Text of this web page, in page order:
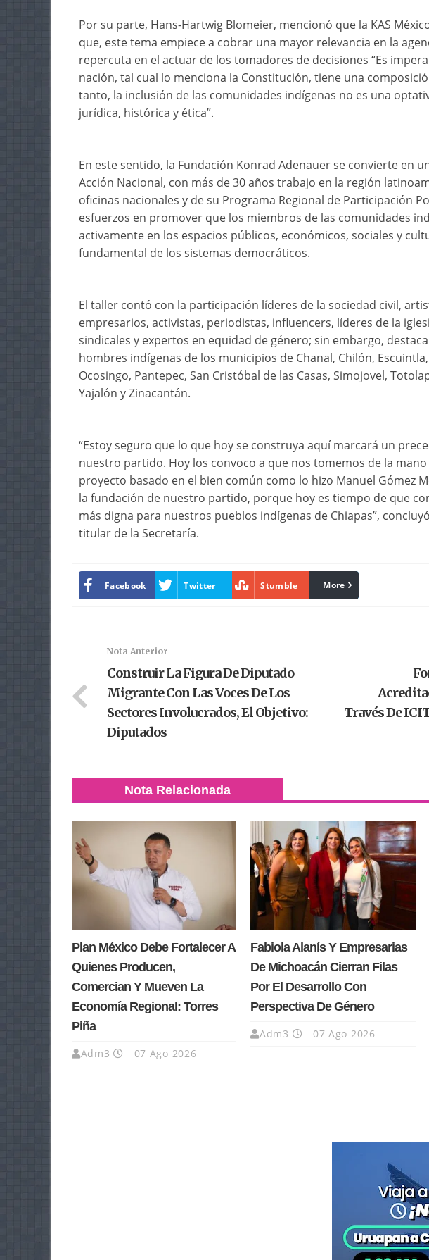
Por su parte, Hans-Hartwig Blomeier, mencionó que la KAS
que, este tema empiece a cobrar una mayor relevancia en la
repercuta en el actuar de los tomadores de decisiones “Es
nación, tal cual lo menciona la Constitución, tiene una
tanto, la inclusión de las comunidades indígenas no es una
jurídica, histórica y ética”.
En este sentido, la Fundación Konrad Adenauer se convierte en
Acción Nacional, con más de 30 años trabajo en la región
oficinas nacionales y de su Programa Regional de Participación
esfuerzos en promover que los miembros de las comunidades
activamente en los espacios públicos, económicos, sociales y
fundamental de los sistemas democráticos.
El taller contó con la participación líderes de la sociedad civil,
empresarios, activistas, periodistas, influencers, líderes de la
sindicales y expertos en equidad de género; sin embargo,
hombres indígenas de los municipios de Chanal, Chilón,
Ocosingo, Pantepec, San Cristóbal de las Casas, Simojovel,
Yajalón y Zinacantán.
“Estoy seguro que lo que hoy se construya aquí marcará un
nuestro partido. Hoy los convoco a que nos tomemos de la
proyecto basado en el bien común como lo hizo Manuel Gómez
la fundación de nuestro partido, porque hoy es tiempo de que
más digna para nuestros pueblos indígenas de Chiapas”,
titular de la Secretaría.
Facebook Twitter Stumble linkedin
More
Nota Anterior
Construir La Figura De Diputado
Migrante Con Las Voces De Los
Sectores Involucrados, El Objetivo:
Diputados
Través De
Nota Relacionada
Plan México Debe Fortalecer A
Quienes Producen,
Comercian Y Mueven La
Economía Regional: Torres
Piña
Adm3 07 Ago 2026
Fabiola Alanís Y Empresarias
De Michoacán Cierran Filas
Por El Desarrollo Con
Perspectiva De Género
Adm3 07 Ago 2026